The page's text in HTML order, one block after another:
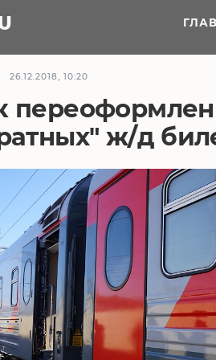
26.12.2018, 10:20
ж/д